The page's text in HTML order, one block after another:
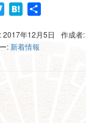
TwitterHatena
2017年12月5日 作成者:
:新着情報